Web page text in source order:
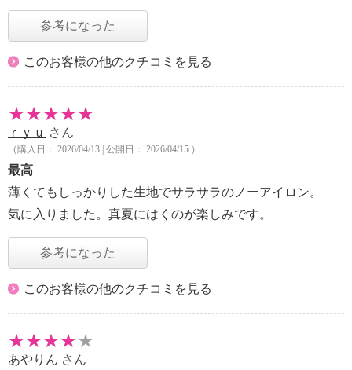
参考になった
このお客様の他のクチコミを見る
ｒｙｕ さん
（購入日： 2026/04/13 | 公開日： 2026/04/15 ）
最高
薄くてもしっかりした生地でサラサラのノーアイロン。
気に入りました。真夏にはくのが楽しみです。
参考になった
このお客様の他のクチコミを見る
あやりん さん